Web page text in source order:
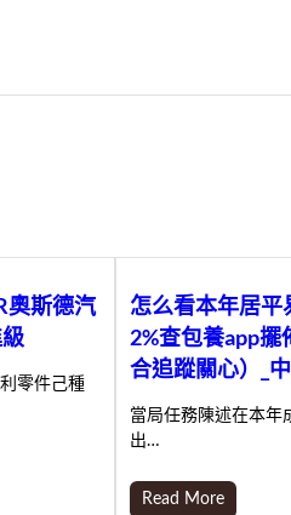
奧斯德汽
零件己種
怎么看本年居平
2%查包養app擺
合追蹤關心）_
當局任務陳述在本年
出…
Read More